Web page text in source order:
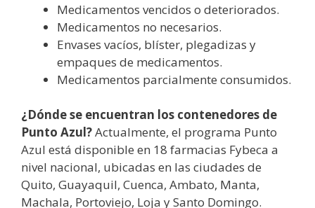
Medicamentos vencidos o deteriorados.
Medicamentos no necesarios.
Envases vacíos, blíster, plegadizas y
empaques de medicamentos.
Medicamentos parcialmente consumidos.
¿Dónde se encuentran los contenedores de
Punto Azul?Actualmente, el programa Punto
Azul está disponible en 18 farmacias Fybeca a
nivel nacional, ubicadas en las ciudades de
Quito, Guayaquil, Cuenca, Ambato, Manta,
Machala, Portoviejo, Loja y Santo Domingo.